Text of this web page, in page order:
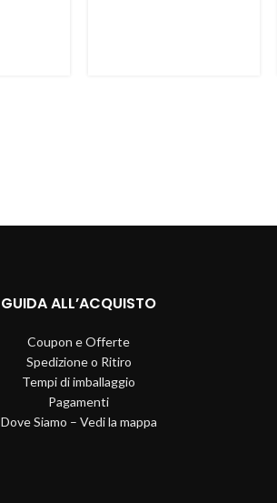
GUIDA ALL’ACQUISTO
Coupon e Offerte
Spedizione o Ritiro
Tempi di imballaggio
Pagamenti
Dove Siamo – Vedi la mappa